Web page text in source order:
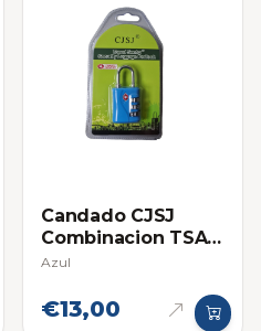
Candado CJSJ
Combinacion TSA
4 Diales
Azul
€13,00